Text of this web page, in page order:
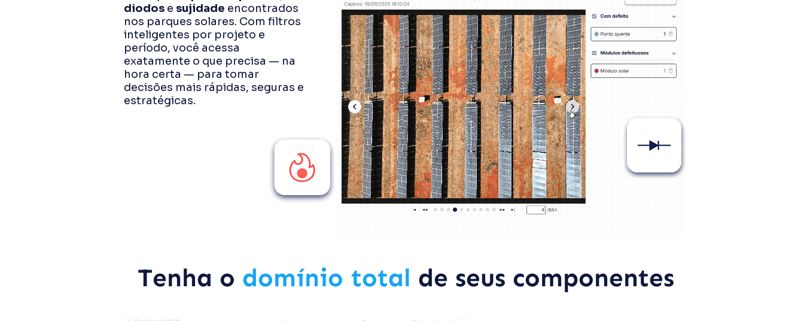
diodos e sujidade encontrados
nos parques solares. Com filtros
inteligentes por projeto e
período, você acessa
exatamente o que precisa — na
hora certa — para tomar
decisões mais rápidas, seguras e
estratégicas.
Tenha o domínio total de seus componentes